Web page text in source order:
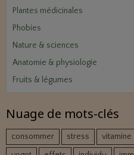
Plantes médicinales
Phobies
Nature & sciences
Anatomie & physiologie
Fruits & légumes
Nuage de mots-clés
consommer stress vitamine